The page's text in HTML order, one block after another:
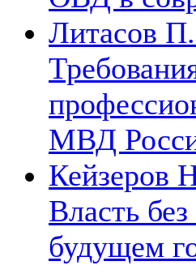
Литасов
МВД
Кейзеров
Власть
будущем